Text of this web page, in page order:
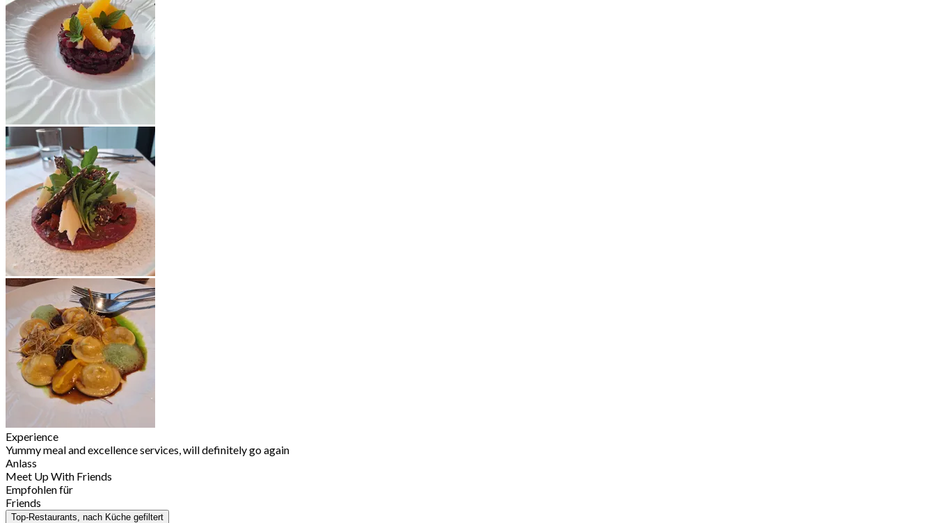
Experience
Yummy meal and excellence services, will definitely go again
Anlass
Meet Up With Friends
Empfohlen für
Friends
Top-Restaurants, nach Küche gefiltert